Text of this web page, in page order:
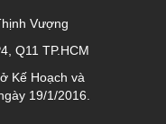
Vượng
Q11 TP.HCM
Kế Hoạch và
19/1/2016.